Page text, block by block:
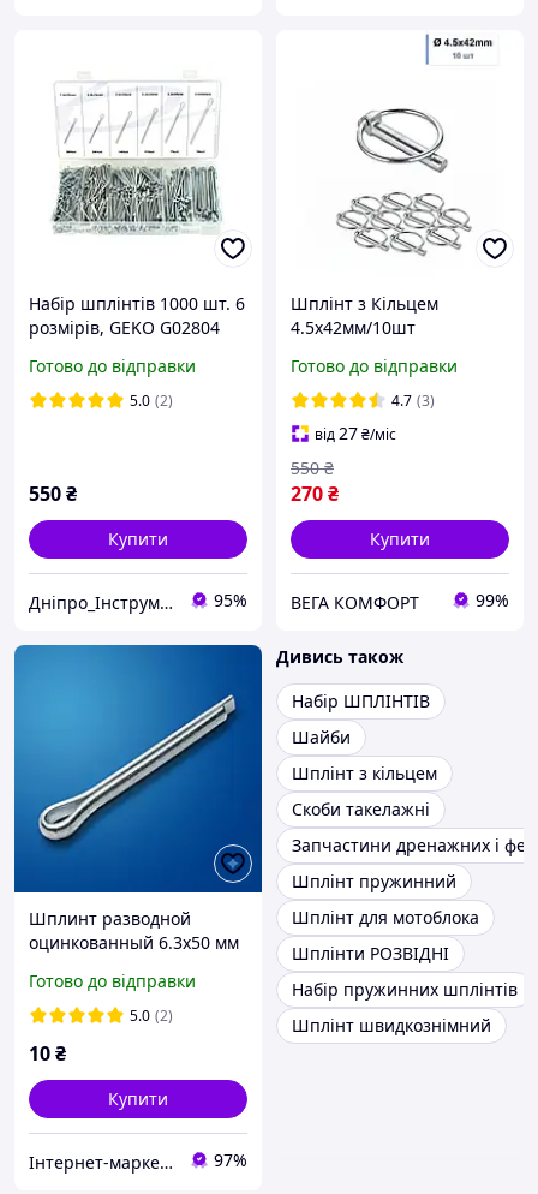
Набір шплінтів 1000 шт. 6
розмірів, GEKO G02804
Готово до відправки
5.0 (2)
550₴
Купити
Дніпро_Інструмент 95%
Шплінт з Кільцем
4.5x42мм/10шт
11023 Сталь Оцинкована
Spec
Готово до відправки
4.7 (3)
від27₴/міс
270₴
550 ₴
Купити
ВЕГА КОМФОРТ 99%
Шплинт разводной
оцинкованный 6.3х50 мм
Готово до відправки
5.0 (2)
10₴
Купити
Інтернет-маркет gruz-avto.com — ваш шлях до надійної роботи на дорозі! 97%
Дивись також
Набір ШПЛІНТІВ
Шайби
Шплінт з кільцем
Скоби такелажні
Запчастини дренажних і
Шплінт пружинний
Шплінт для мотоблока
Шплінти РОЗВІДНІ
Набір пружинних шплінтів
Шплінт швидкознімний